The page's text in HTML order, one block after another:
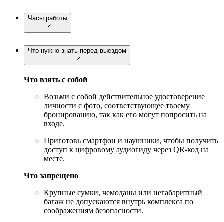
Часы работы
Что нужно знать перед выездом
Что взять с собой
Возьми с собой действительное удостоверение
личности с фото, соответствующее твоему
бронированию, так как его могут попросить на
входе.
Приготовь смартфон и наушники, чтобы получить
доступ к цифровому аудиогиду через QR-код на
месте.
Что запрещено
Крупные сумки, чемоданы или негабаритный
багаж не допускаются внутрь комплекса по
соображениям безопасности.